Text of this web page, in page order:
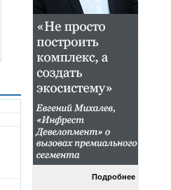
Подробнее